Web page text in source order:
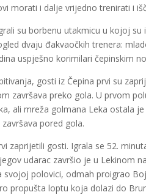
morati i dalje vrijedno trenirati i
su borbenu utakmicu u kojoj
dvaju đakvaočkih trenera:
uspješno korimilari čepinskim
gosti iz Čepina prvi su
završava preko gola. U prvom
ali mreža golmana Leka ostala
pored gola.
zaprijetili gosti. Igrala se 52.
udarac završio je u Lekinom
svojoj polovici, odmah proigrao
propušta loptu koja dolazi do